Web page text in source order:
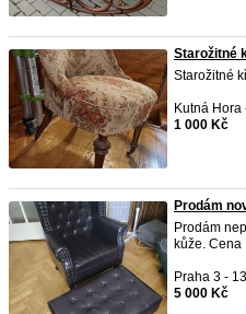
Starožitné
Starožitné
Kutná Hora
1 000 Kč
Prodám
Prodám
kůže. Cena
Praha 3 -
5 000 Kč